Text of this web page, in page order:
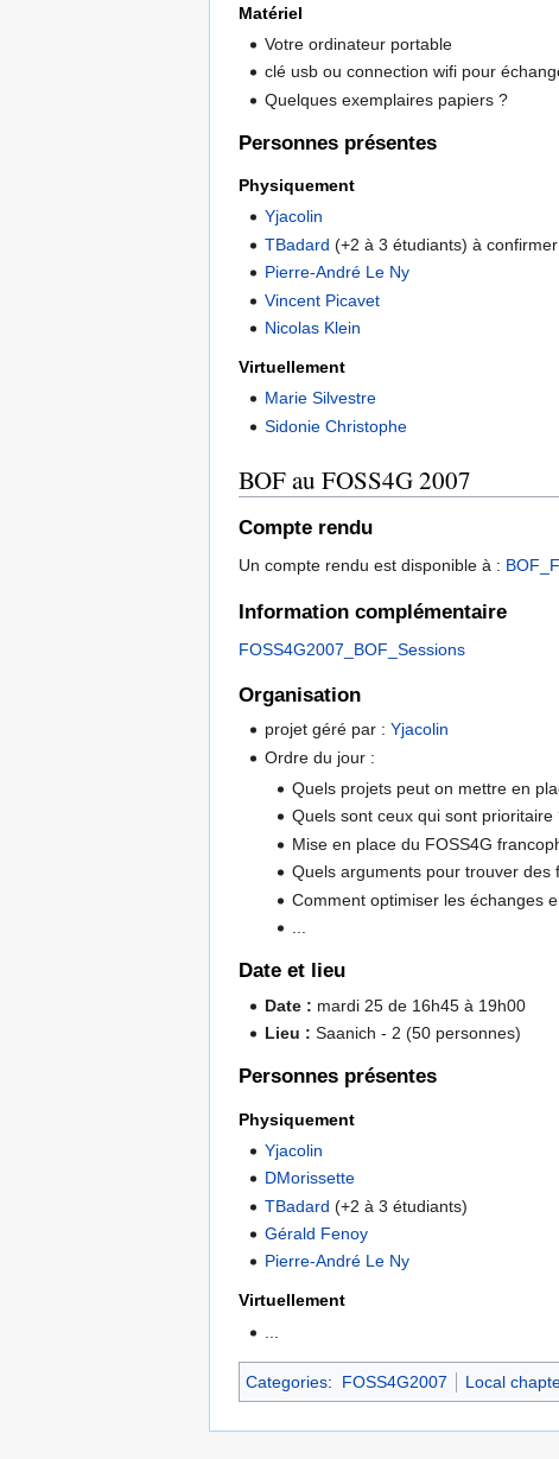
Matériel
Votre ordinateur portable
clé usb ou connection wifi pour
Quelques exemplaires papiers ?
Personnes présentes
Physiquement
Yjacolin
TBadard (+2 à 3 étudiants) à confirmer
Pierre-André Le Ny
Vincent Picavet
Nicolas Klein
Virtuellement
Marie Silvestre
Sidonie Christophe
BOF au FOSS4G 2007
Compte rendu
Un compte rendu est disponible à :
Information complémentaire
FOSS4G2007_BOF_Sessions
Organisation
projet géré par :Yjacolin
Ordre du jour :
Quels projets peut on mettre en
Quels sont ceux qui sont prioritaire
Mise en place du FOSS4G
Quels arguments pour trouver des
Comment optimiser les échanges
Date et lieu
Date : mardi 25 de 16h45 à 19h00
Lieu : Saanich - 2 (50 personnes)
Personnes présentes
Physiquement
Yjacolin
DMorissette
TBadard (+2 à 3 étudiants)
Gérald Fenoy
Pierre-André Le Ny
Virtuellement
Categories: FOSS4G2007 Local